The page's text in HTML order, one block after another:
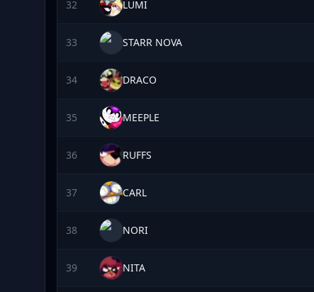
32 LUMI
33 STARR NOVA
34 DRACO
35 MEEPLE
36 RUFFS
37 CARL
38 NORI
39 NITA